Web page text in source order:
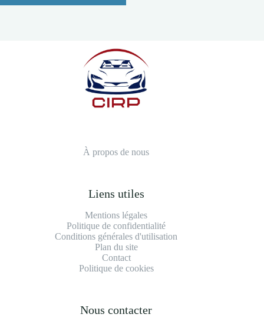
À propos de nous
Liens utiles
Mentions légales
Politique de confidentialité
Conditions générales d'utilisation
Plan du site
Contact
Politique de cookies
Nous contacter